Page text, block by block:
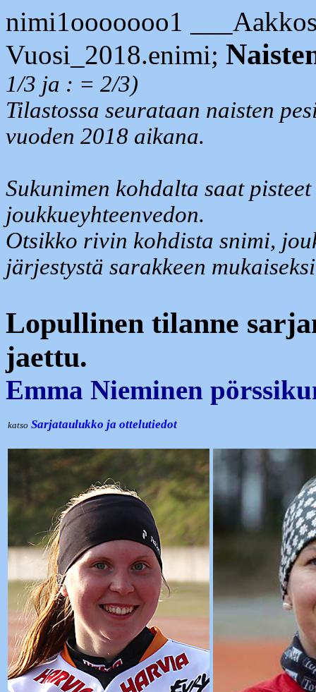
nimi1ooooooo1
Vuosi_2018.enimi;
1/3 ja : = 2/3)
Tilastossa seurataan naisten
vuoden 2018 aikana.
Sukunimen kohdalta saat
joukkueyhteenvedon.
Otsikko rivin kohdista snimi,
järjestystä sarakkeen
Lopullinen tilanne
jaettu.
Emma Nieminen
katso Sarjataulukko ja ottelutiedot